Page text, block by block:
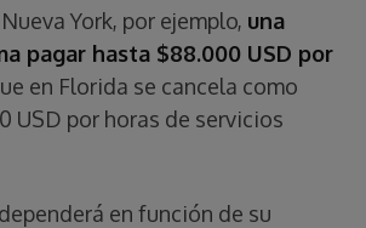
York, por ejemplo, una
pagar hasta $88.000 USD por
en Florida se cancela como
USD por horas de servicios
en función de su